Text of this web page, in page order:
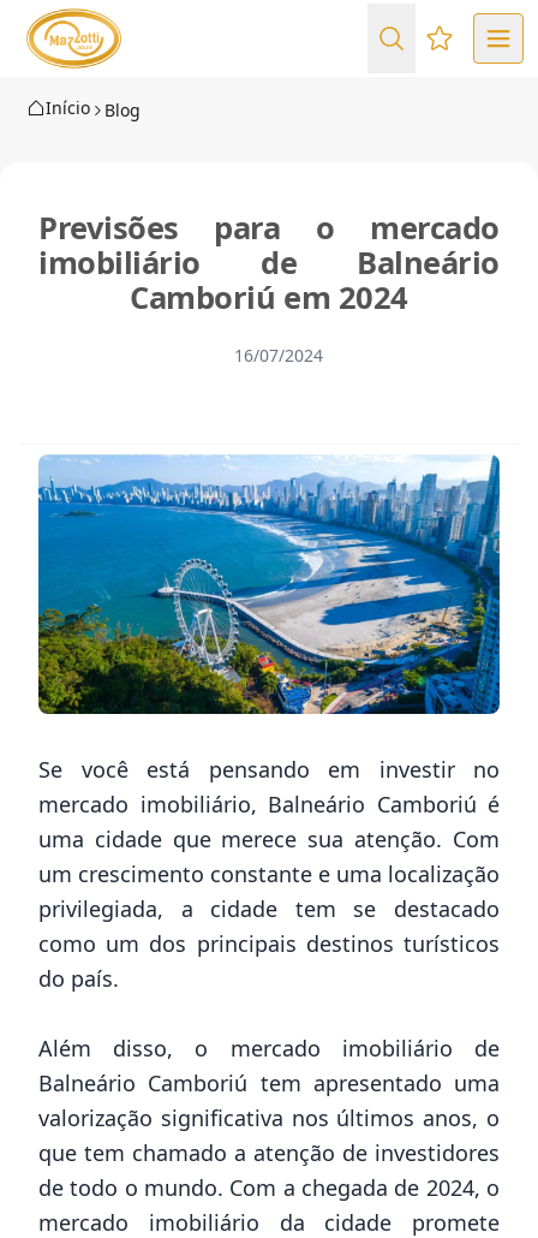
Favoritos
Início Blog
Previsões para o mercado
imobiliário de Balneário
Camboriú em 2024
16/07/2024
Se você está pensando em investir no
mercado imobiliário, Balneário Camboriú é
uma cidade que merece sua atenção. Com
um crescimento constante e uma localização
privilegiada, a cidade tem se destacado
como um dos principais destinos turísticos
do país.
Além disso, o mercado imobiliário de
Balneário Camboriú tem apresentado uma
valorização significativa nos últimos anos, o
que tem chamado a atenção de investidores
de todo o mundo. Com a chegada de 2024, o
mercado imobiliário da cidade promete